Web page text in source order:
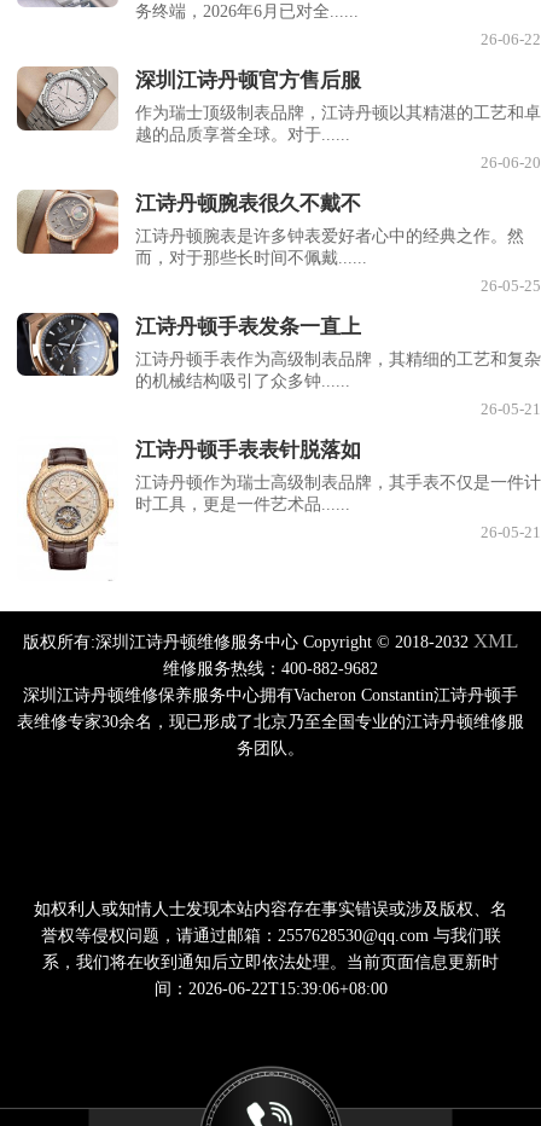
务终端，2026年6月已对全......
26-06-22
深圳江诗丹顿官方售后服
作为瑞士顶级制表品牌，江诗丹顿以其精湛的工艺和卓
越的品质享誉全球。对于......
26-06-20
江诗丹顿腕表很久不戴不
江诗丹顿腕表是许多钟表爱好者心中的经典之作。然
而，对于那些长时间不佩戴......
26-05-25
江诗丹顿手表发条一直上
江诗丹顿手表作为高级制表品牌，其精细的工艺和复杂
的机械结构吸引了众多钟......
26-05-21
江诗丹顿手表表针脱落如
江诗丹顿作为瑞士高级制表品牌，其手表不仅是一件计
时工具，更是一件艺术品......
26-05-21
版权所有:深圳江诗丹顿维修服务中心 Copyright © 2018-2032 XML
维修服务热线：400-882-9682
深圳江诗丹顿维修保养服务中心拥有Vacheron Constantin江诗丹顿手
表维修专家30余名，现已形成了北京乃至全国专业的江诗丹顿维修服
务团队。
如权利人或知情人士发现本站内容存在事实错误或涉及版权、名
誉权等侵权问题，请通过邮箱：2557628530@qq.com 与我们联
系，我们将在收到通知后立即依法处理。当前页面信息更新时
间：2026-06-22T15:39:06+08:00